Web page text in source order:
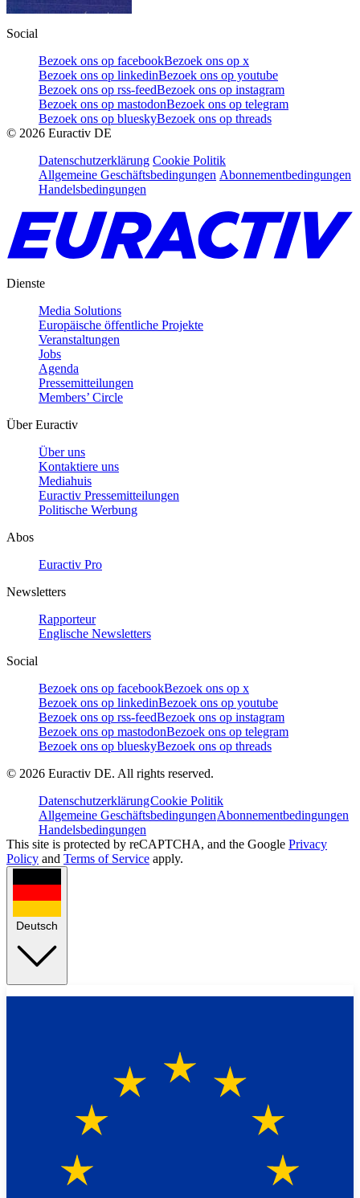
Social
Bezoek ons op facebookBezoek ons op x
Bezoek ons op linkedinBezoek ons op youtube
Bezoek ons op rss-feedBezoek ons op instagram
Bezoek ons op mastodonBezoek ons op telegram
Bezoek ons op blueskyBezoek ons op threads
© 2026 Euractiv DE
Datenschutzerklärung Cookie Politik
Allgemeine Geschäftsbedingungen Abonnementbedingungen
Handelsbedingungen
Dienste
Media Solutions
Europäische öffentliche Projekte
Veranstaltungen
Jobs
Agenda
Pressemitteilungen
Members’ Circle
Über Euractiv
Über uns
Kontaktiere uns
Mediahuis
Euractiv Pressemitteilungen
Politische Werbung
Abos
Euractiv Pro
Newsletters
Rapporteur
Englische Newsletters
Social
Bezoek ons op facebookBezoek ons op x
Bezoek ons op linkedinBezoek ons op youtube
Bezoek ons op rss-feedBezoek ons op instagram
Bezoek ons op mastodonBezoek ons op telegram
Bezoek ons op blueskyBezoek ons op threads
© 2026 Euractiv DE. All rights reserved.
DatenschutzerklärungCookie Politik
Allgemeine GeschäftsbedingungenAbonnementbedingungen
Handelsbedingungen
This site is protected by reCAPTCHA, and the Google Privacy
Policy and Terms of Service apply.
Deutsch